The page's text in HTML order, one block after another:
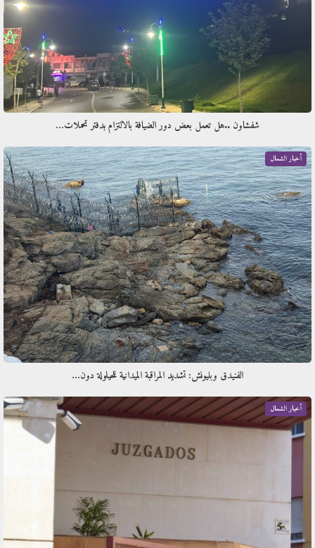
شفشاون ..هل تعمل بعض دور الضيافة بالالتزام بدفتر تحملات…
أخبار الشمال
الفنيدق وبليونش: تشديد المراقبة الميدانية للحيلولة دون…
أخبار الشمال